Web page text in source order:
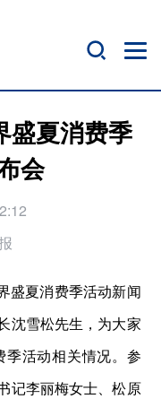
盛夏消费季
会
盛夏消费季活动新闻
沈雪松先生，为大家
季活动相关情况。参
记李丽梅女士、松原